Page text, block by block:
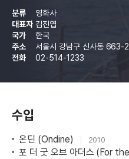
분류
영화사
대표자 김진엽
국가
한국
주소
서울시 강남구 신사동 663-
전화
02-514-1233
수입
온딘 (Ondine) 2010
포 더 굿 오브 아더스 (For